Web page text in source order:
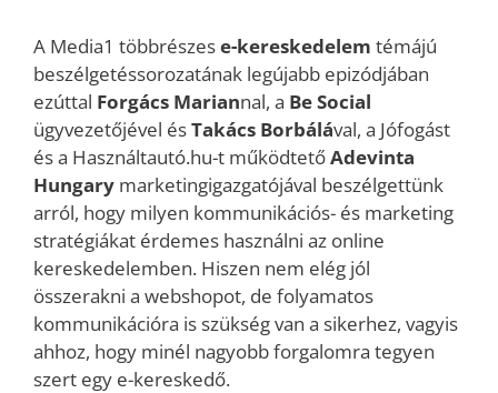
A Media1 többrészese-kereskedelem témájú
beszélgetéssorozatának legújabb epizódjában
ezúttal Forgács Mariannal, a Be Social
ügyvezetőjével ésTakács Borbálával, a Jófogást
és a Használtautó.hu-t működtetőAdevinta
Hungary marketingigazgatójával beszélgettünk
arról, hogy milyen kommunikációs- és marketing
stratégiákat érdemes használni az online
kereskedelemben. Hiszen nem elég jól
összerakni a webshopot, de folyamatos
kommunikációra is szükség van a sikerhez, vagyis
ahhoz, hogy minél nagyobb forgalomra tegyen
szert egy e-kereskedő.